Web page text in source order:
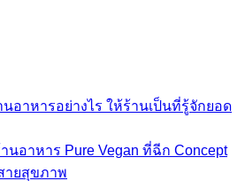
นอาหารอย่างไร ให้ร้านเป็นที่รู้จักยอด
นอาหาร Pure Vegan ที่ฉีก Concept
ายสุขภาพ